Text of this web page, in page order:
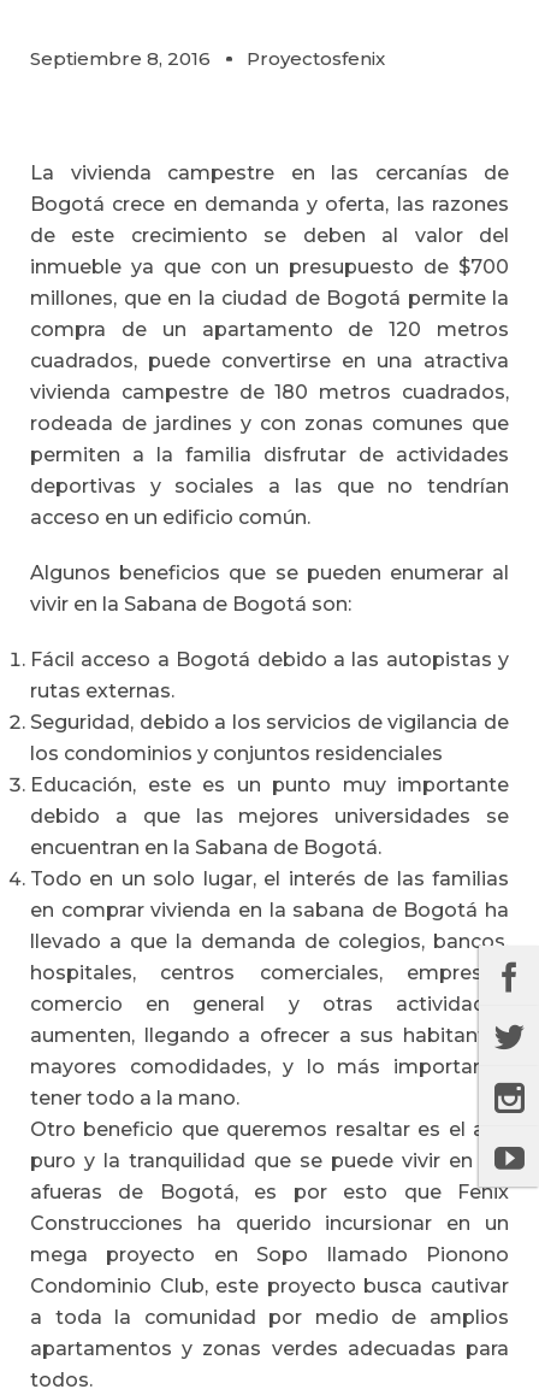
Septiembre 8, 2016 Proyectosfenix
La vivienda campestre en las cercanías de
Bogotá crece en demanda y oferta, las razones
de este crecimiento se deben al valor del
inmueble ya que con un presupuesto de $700
millones, que en la ciudad de Bogotá permite la
compra de un apartamento de 120 metros
cuadrados, puede convertirse en una atractiva
vivienda campestre de 180 metros cuadrados,
rodeada de jardines y con zonas comunes que
permiten a la familia disfrutar de actividades
deportivas y sociales a las que no tendrían
acceso en un edificio común.
Algunos beneficios que se pueden enumerar al
vivir en la Sabana de Bogotá son:
Fácil acceso a Bogotá debido a las autopistas y
rutas externas.
Seguridad, debido a los servicios de vigilancia de
los condominios y conjuntos residenciales
Educación, este es un punto muy importante
debido a que las mejores universidades se
encuentran en la Sabana de Bogotá.
Todo en un solo lugar, el interés de las familias
en comprar vivienda en la sabana de Bogotá ha
llevado a que la demanda de colegios, bancos,
hospitales, centros comerciales, empresas,
comercio en general y otras actividades
aumenten, llegando a ofrecer a sus habitantes
mayores comodidades, y lo más importante,
tener todo a la mano.
Otro beneficio que queremos resaltar es el aire
puro y la tranquilidad que se puede vivir en las
afueras de Bogotá, es por esto que Fenix
Construcciones ha querido incursionar en un
mega proyecto en Sopo llamado Pionono
Condominio Club, este proyecto busca cautivar
a toda la comunidad por medio de amplios
apartamentos y zonas verdes adecuadas para
todos.